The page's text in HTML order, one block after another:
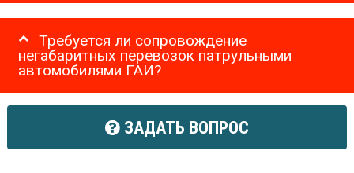
Требуется ли сопровождение
негабаритных перевозок патрульными
автомобилями ГАИ?
ЗАДАТЬ ВОПРОС